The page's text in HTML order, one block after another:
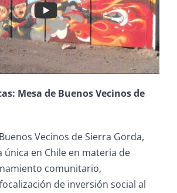
Mesa de Buenos Vecinos de
Vecinos de Sierra Gorda,
única en Chile en materia de
comunitario,
de inversión social al